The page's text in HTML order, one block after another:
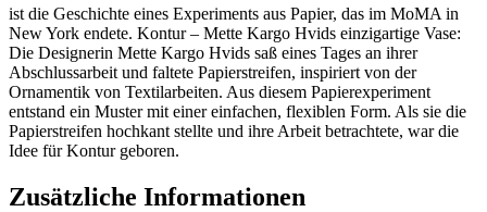
ist die Geschichte eines Experiments aus Papier, das im MoMA in
New York endete. Kontur – Mette Kargo Hvids einzigartige Vase:
Die Designerin Mette Kargo Hvids saß eines Tages an ihrer
Abschlussarbeit und faltete Papierstreifen, inspiriert von der
Ornamentik von Textilarbeiten. Aus diesem Papierexperiment
entstand ein Muster mit einer einfachen, flexiblen Form. Als sie die
Papierstreifen hochkant stellte und ihre Arbeit betrachtete, war die
Idee für Kontur geboren.
Zusätzliche Informationen